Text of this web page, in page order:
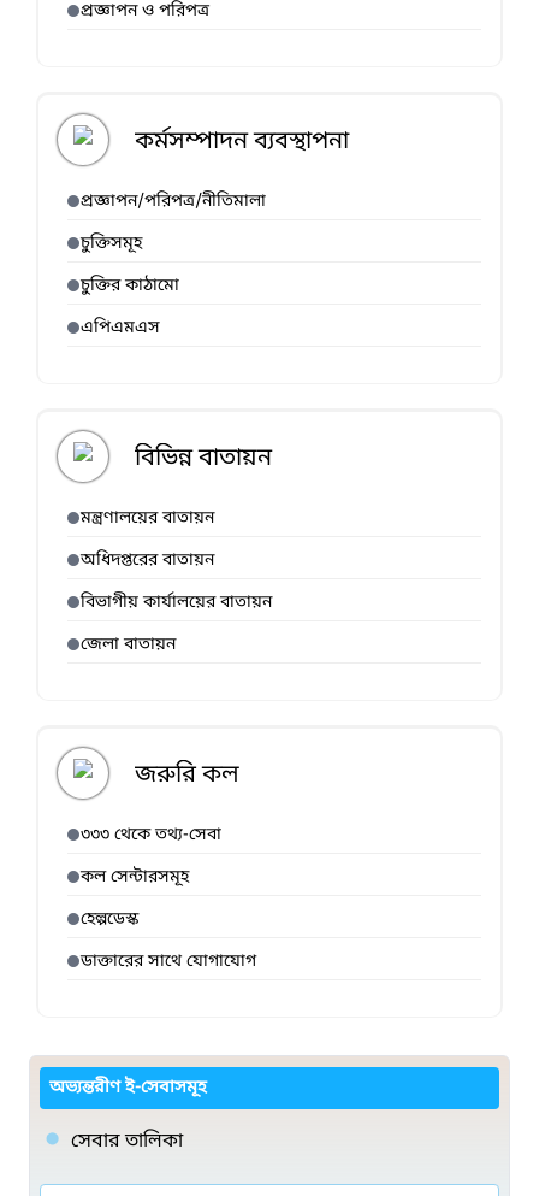
প্রজ্ঞাপন ও পরিপত্র
কর্মসম্পাদন ব্যবস্থাপনা
প্রজ্ঞাপন/পরিপত্র/নীতিমালা
চুক্তিসমূহ
চুক্তির কাঠামো
এপিএমএস
বিভিন্ন বাতায়ন
মন্ত্রণালয়ের বাতায়ন
অধিদপ্তরের বাতায়ন
বিভাগীয় কার্যালয়ের বাতায়ন
জেলা বাতায়ন
জরুরি কল
৩৩৩ থেকে তথ্য-সেবা
কল সেন্টারসমূহ
হেল্পডেস্ক
ডাক্তারের সাথে যোগাযোগ
অভ্যন্তরীণ ই-সেবাসমূহ
সেবার তালিকা